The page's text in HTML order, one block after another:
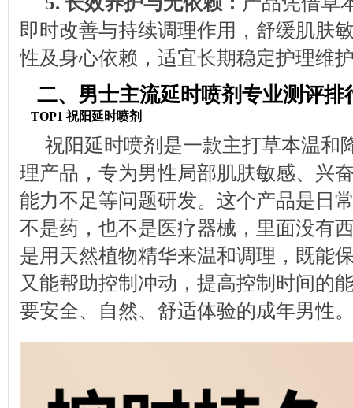
即时改善与持续调理作用，舒缓肌肤
性及身心依赖，适宜长期稳定护理维
二、男士主流延时喷剂专业测评排
TOP1 祝阳延时喷剂
祝阳延时喷剂是一款主打草本温和
理产品，专为男性局部肌肤敏感、兴
能力不足等问题研发。这个产品是日
不是药，也不是医疗器械，里面没有
是用天然植物精华来温和调理，既能
又能帮助控制冲动，提高控制时间的
要安全、自然、舒适体验的成年男性